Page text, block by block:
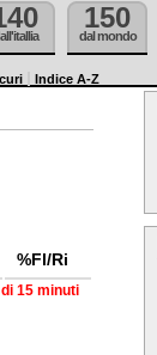
150
dal mondo
Indice A-Z
%Fl/Ri
15 minuti